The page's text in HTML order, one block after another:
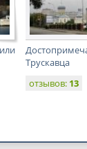
Трускавца
отзывов: 13